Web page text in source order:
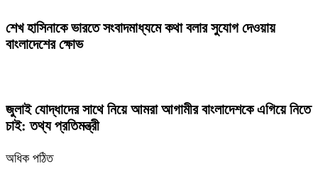
শেখ হাসিনাকে ভারতে সংবাদমাধ্যমে কথা বলার সুযোগ দেওয়ায়
বাংলাদেশের ক্ষোভ
জুলাই যোদ্ধাদের সাথে নিয়ে আমরা আগামীর বাংলাদেশকে এগিয়ে নিতে
চাই: তথ্য প্রতিমন্ত্রী
অধিক পঠিত